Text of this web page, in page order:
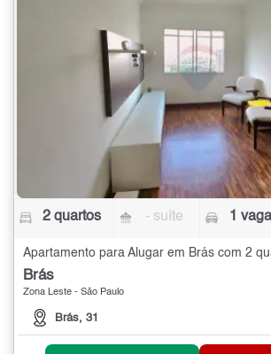
2 quartos - suíte 1 vaga
Apartamento para Alugar em Brás com 2
Brás
Zona Leste - São Paulo
Brás, 31